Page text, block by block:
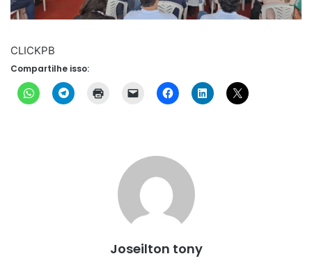
CLICKPB
Compartilhe isso:
Joseilton tony